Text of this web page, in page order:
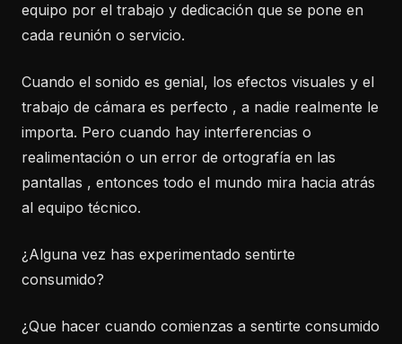
equipo por el trabajo y dedicación que se pone en
cada reunión o servicio.
Cuando el sonido es genial, los efectos visuales y el
trabajo de cámara es perfecto , a nadie realmente le
importa. Pero cuando hay interferencias o
realimentación o un error de ortografía en las
pantallas , entonces todo el mundo mira hacia atrás
al equipo técnico.
¿Alguna vez has experimentado sentirte
consumido?
¿Que hacer cuando comienzas a sentirte consumido